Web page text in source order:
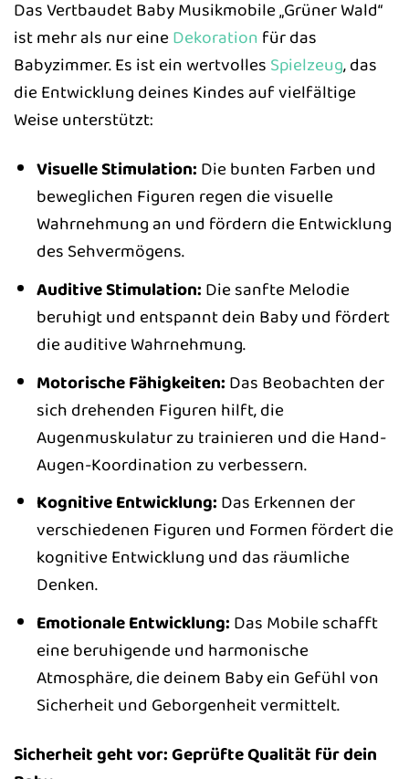
Das Vertbaudet Baby Musikmobile „Grüner Wald“
ist mehr als nur eineDekoration für das
Babyzimmer. Es ist ein wertvolles Spielzeug, das
die Entwicklung deines Kindes auf vielfältige
Weise unterstützt:
Visuelle Stimulation: Die bunten Farben und
beweglichen Figuren regen die visuelle
Wahrnehmung an und fördern die Entwicklung
des Sehvermögens.
Auditive Stimulation: Die sanfte Melodie
beruhigt und entspannt dein Baby und fördert
die auditive Wahrnehmung.
Motorische Fähigkeiten: Das Beobachten der
sich drehenden Figuren hilft, die
Augenmuskulatur zu trainieren und die Hand-
Augen-Koordination zu verbessern.
Kognitive Entwicklung: Das Erkennen der
verschiedenen Figuren und Formen fördert die
kognitive Entwicklung und das räumliche
Denken.
Emotionale Entwicklung: Das Mobile schafft
eine beruhigende und harmonische
Atmosphäre, die deinem Baby ein Gefühl von
Sicherheit und Geborgenheit vermittelt.
Sicherheit geht vor: Geprüfte Qualität für dein